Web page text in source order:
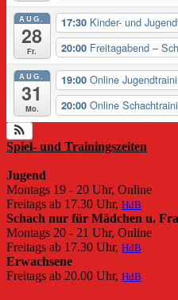
AUG.
28
Fr.
17:30 Kinder- und
20:00 Freitagabend –
AUG.
31
Mo.
19:00 Online
20:00 Online
Spiel- und Trainingszeiten
Jugend
Montags 19 - 20 Uhr, Online
Freitags ab 17.30 Uhr, HdB
Schach nur für Mädchen u.
Montags 20 - 21 Uhr, Online
Freitags ab 17.30 Uhr, HdB
Erwachsene
Freitags ab 20.00 Uhr, HdB